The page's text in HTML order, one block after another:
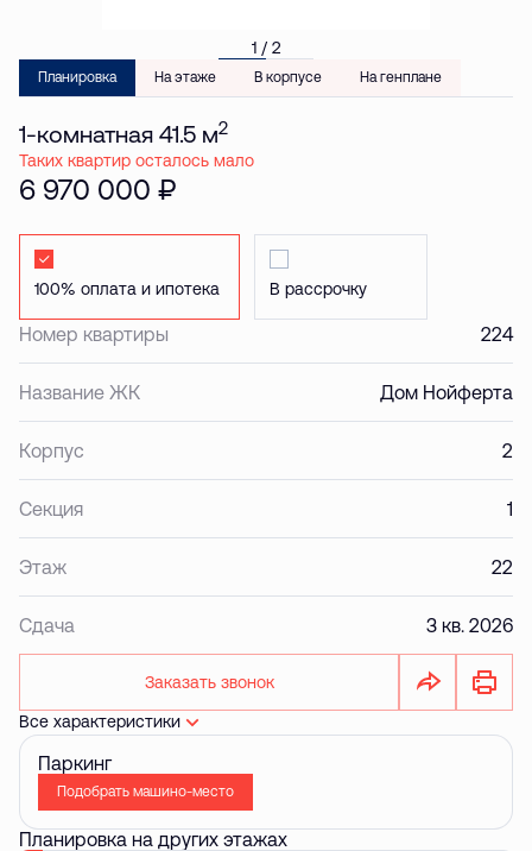
1 / 2
Планировка На этаже В корпусе На генплане
Таких квартир осталось мало
1-комнатная 41.5 м2
6 970 000 ₽
Стандартная Стандартная
Номер квартиры 224
Название ЖК Дом Нойферта
Корпус 2
Секция 1
Этаж 22
Сдача 3 кв. 2026
Заказать звонок
Все характеристики
Паркинг
Подобрать машино-место
Планировка на других этажах